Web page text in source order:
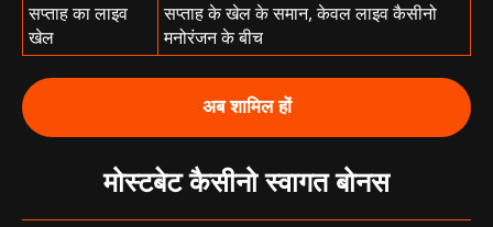
सप्ताह का लाइव
खेल
सप्ताह के खेल के समान, केवल लाइव कैसीनो
मनोरंजन के बीच
अब शामिल हों
मोस्टबेट कैसीनो स्वागत बोनस